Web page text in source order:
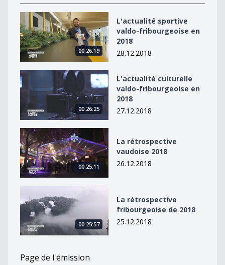
L&#039;actualité sportive valdo-fribourgeoise en 2018
00:26:19
L'actualité sportive
valdo-fribourgeoise en
2018
28.12.2018
L&#039;actualité culturelle valdo-fribourgeoise en
00:26:25
L'actualité culturelle
valdo-fribourgeoise en
2018
27.12.2018
La rétrospective vaudoise 2018
00:25:11
La rétrospective
vaudoise 2018
26.12.2018
00:25:57
La rétrospective
fribourgeoise de 2018
25.12.2018
Page de l'émission